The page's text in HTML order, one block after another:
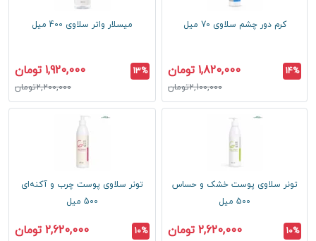
کرم دور چشم سلاوی 70 میل
14% 1,820,000 تومان
2,100,000تومان
میسلار واتر سلاوی 400 میل
13% 1,920,000 تومان
2,200,000تومان
تونر سلاوی پوست خشک و حساس
500 میل
10% 2,620,000 تومان
تونر سلاوی پوست چرب و آکنه‌ای
500 میل
10% 2,620,000 تومان